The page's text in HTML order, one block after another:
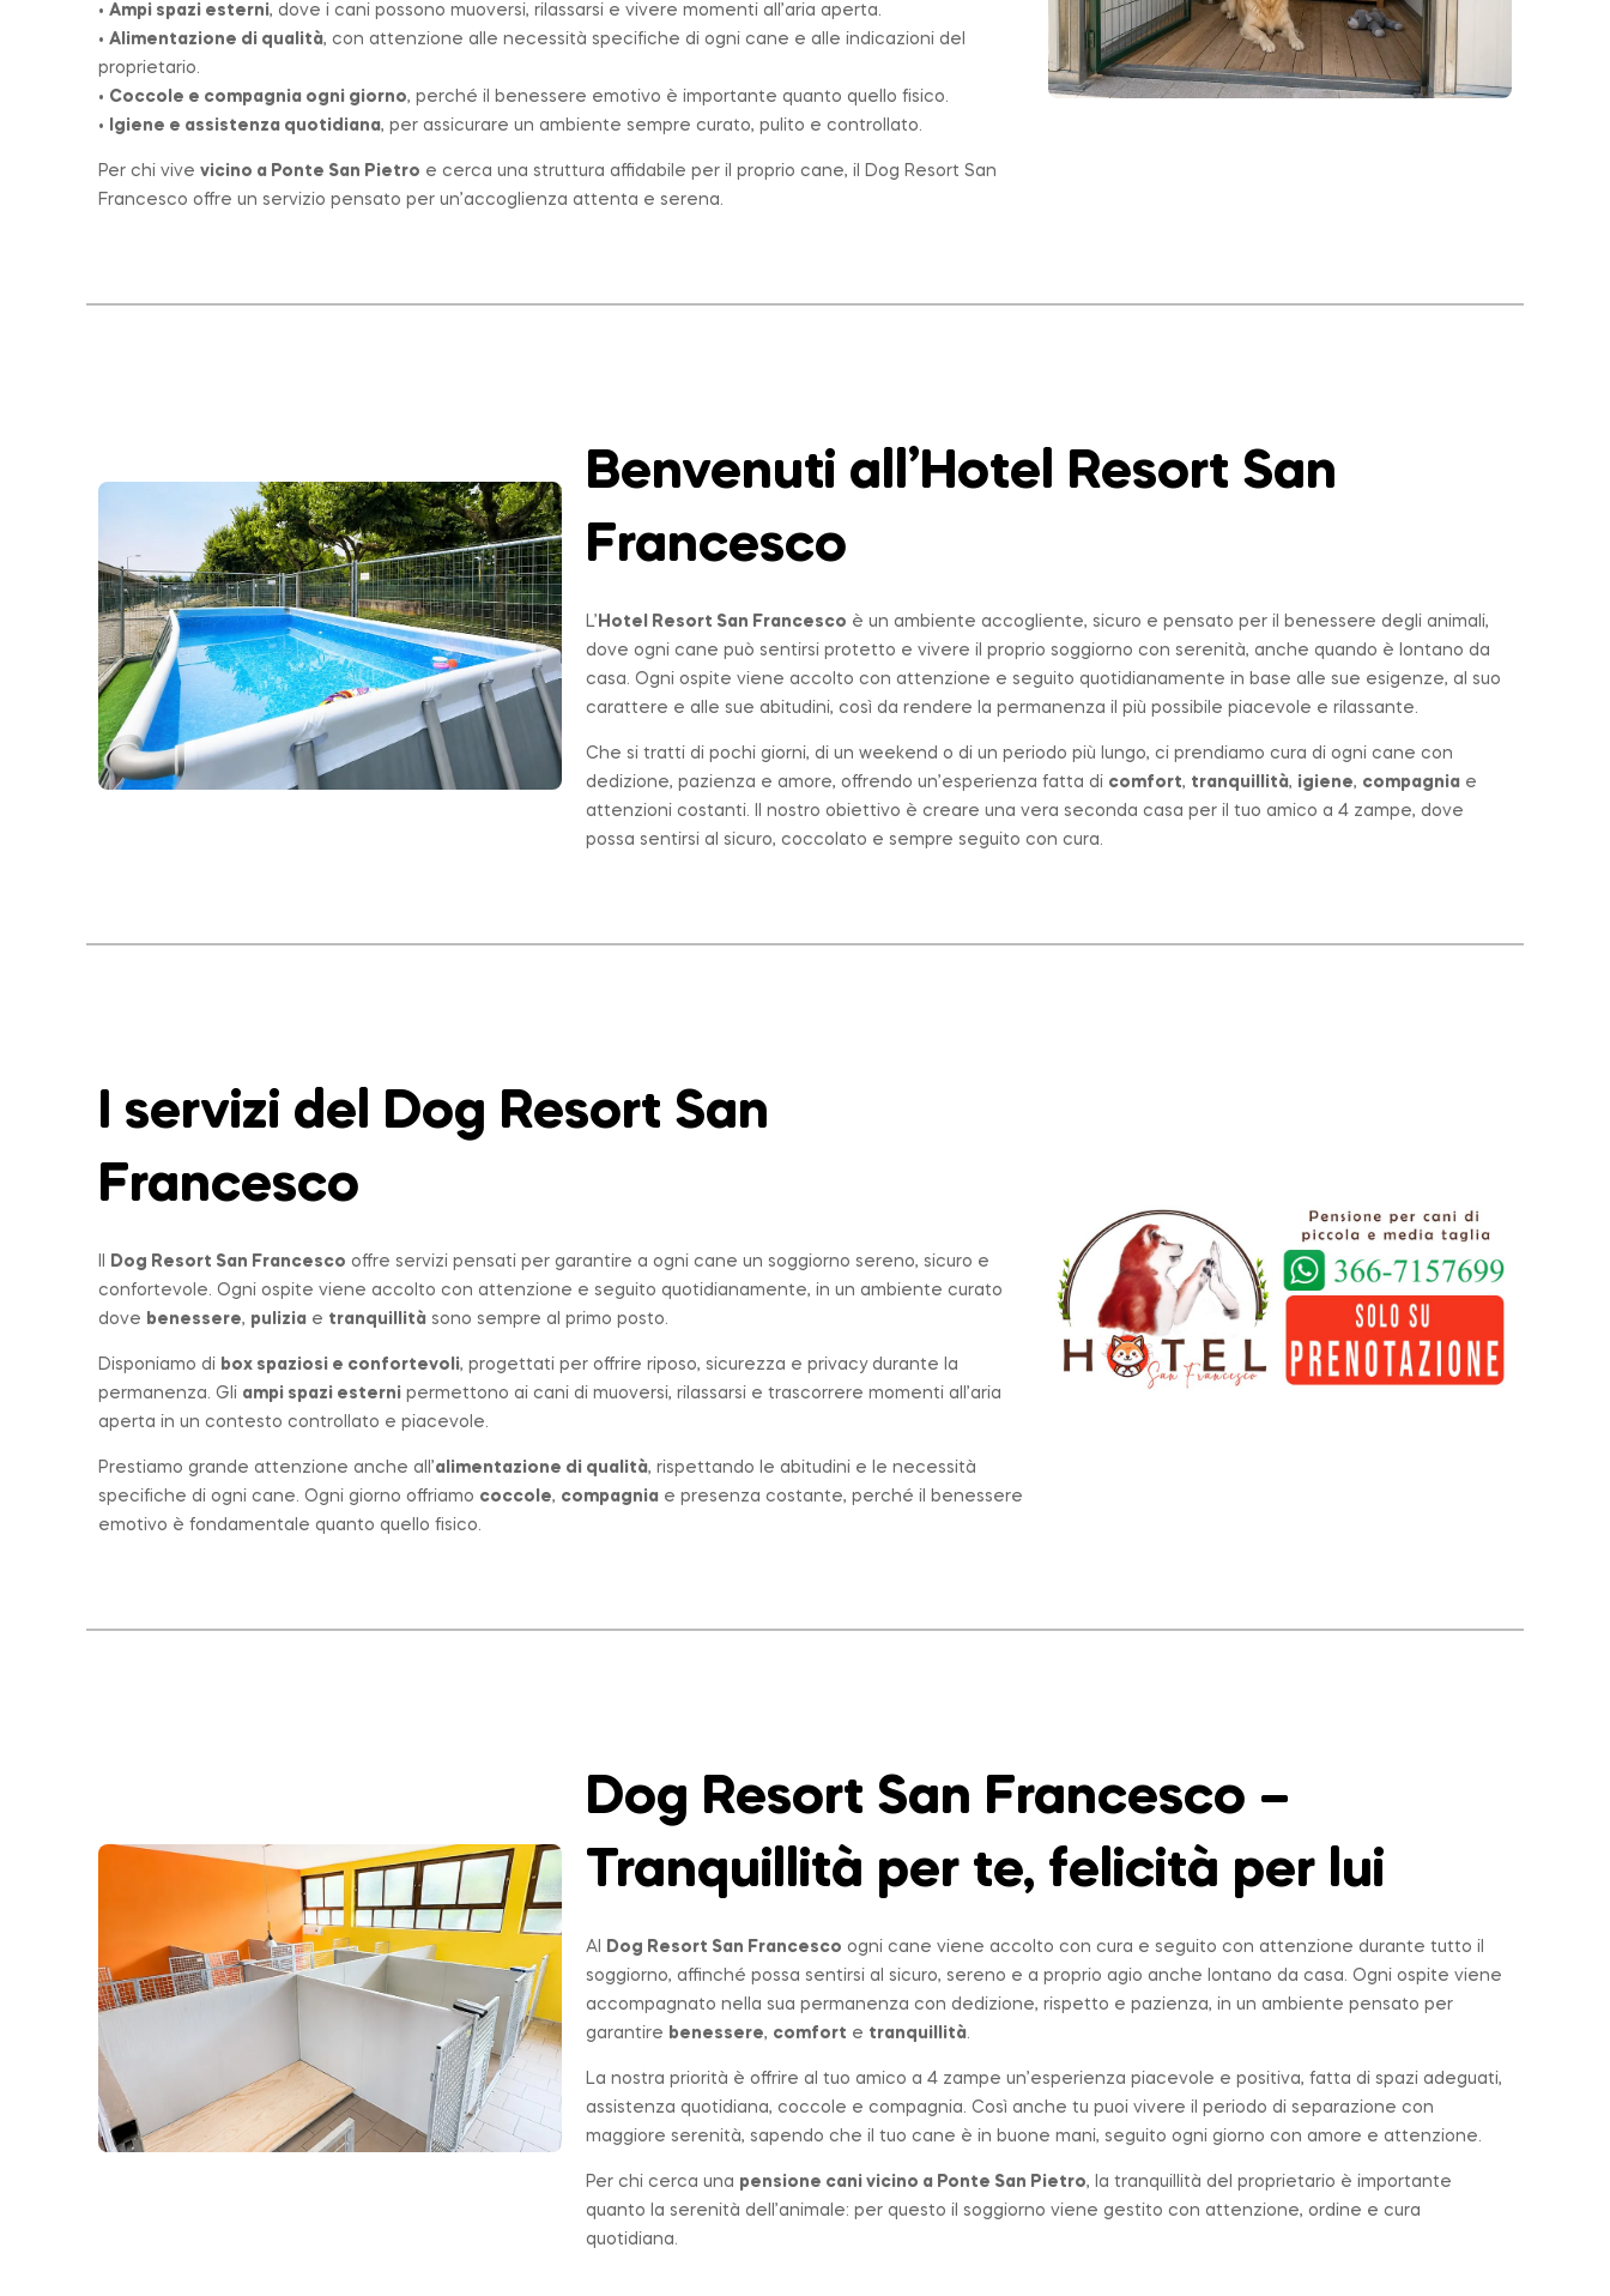
• Ampi spazi esterni, dove i cani possono muoversi, rilassarsi e vivere momenti all’aria aperta.
• Alimentazione di qualità, con attenzione alle necessità specifiche di ogni cane e alle indicazioni del
proprietario.
• Coccole e compagnia ogni giorno, perché il benessere emotivo è importante quanto quello fisico.
•
Igiene e assistenza quotidiana, per assicurare un ambiente sempre curato, pulito e controllato.
Per chi vive vicino a Ponte San Pietro e cerca una struttura affidabile per il proprio cane, il Dog Resort San
Francesco offre un servizio pensato per un’accoglienza attenta e serena.
Benvenuti all’Hotel Resort San
Francesco
L’ Hotel Resort San Francesco è un ambiente accogliente, sicuro e pensato per il benessere degli animali,
dove ogni cane può sentirsi protetto e vivere il proprio soggiorno con serenità, anche quando è lontano da
casa. Ogni ospite viene accolto con attenzione e seguito quotidianamente in base alle sue esigenze, al suo
carattere e alle sue abitudini, così da rendere la permanenza il più possibile piacevole e rilassante.
Che si tratti di pochi giorni, di un weekend o di un periodo più lungo, ci prendiamo cura di ogni cane con
dedizione, pazienza e amore, offrendo un’esperienza fatta di comfort, tranquillità, igiene, compagniae
attenzioni costanti. Il nostro obiettivo è creare una vera seconda casa per il tuo amico a 4 zampe, dove
possa sentirsi al sicuro, coccolato e sempre seguito con cura.
I servizi del Dog Resort San
Francesco
Dog Resort San Francesco offre servizi pensati per garantire a ogni cane un soggiorno sereno, sicuro e
confortevole. Ogni ospite viene accolto con attenzione e seguito quotidianamente, in un ambiente curato
dove benessere, pulizia e tranquillità sono sempre al primo posto.
Disponiamo di box spaziosi e confortevoli, progettati per offrire riposo, sicurezza e privacy durante la
permanenza. Gli ampi spazi esterni permettono ai cani di muoversi, rilassarsi e trascorrere momenti all’aria
aperta in un contesto controllato e piacevole.
Prestiamo grande attenzione anche all’alimentazione di qualità, rispettando le abitudini e le necessità
specifiche di ogni cane. Ogni giorno offriamo coccole, compagnia e presenza costante, perché il benessere
emotivo è fondamentale quanto quello fisico.
Dog Resort San Francesco –
Tranquillità per te, felicità per lui
Al Dog Resort San Francesco ogni cane viene accolto con cura e seguito con attenzione durante tutto il
soggiorno, affinché possa sentirsi al sicuro, sereno e a proprio agio anche lontano da casa. Ogni ospite viene
accompagnato nella sua permanenza con dedizione, rispetto e pazienza, in un ambiente pensato per
garantire benessere, comfort e tranquillità.
La nostra priorità è offrire al tuo amico a 4 zampe un’esperienza piacevole e positiva, fatta di spazi adeguati,
assistenza quotidiana, coccole e compagnia. Così anche tu puoi vivere il periodo di separazione con
maggiore serenità, sapendo che il tuo cane è in buone mani, seguito ogni giorno con amore e attenzione.
Per chi cerca una pensione cani vicino a Ponte San Pietro, la tranquillità del proprietario è importante
quanto la serenità dell’animale: per questo il soggiorno viene gestito con attenzione, ordine e cura
quotidiana.